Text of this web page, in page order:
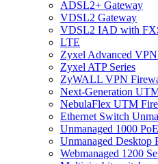
ADSL2+ Gateway
VDSL2 Gateway
VDSL2 IAD with
LTE
Zyxel Advanced VPN
Zyxel ATP Series
ZyWALL VPN
Next-Generation
NebulaFlex UTM
Ethernet Switch
Unmanaged 1000
Unmanaged Desktop
Webmanaged 1200